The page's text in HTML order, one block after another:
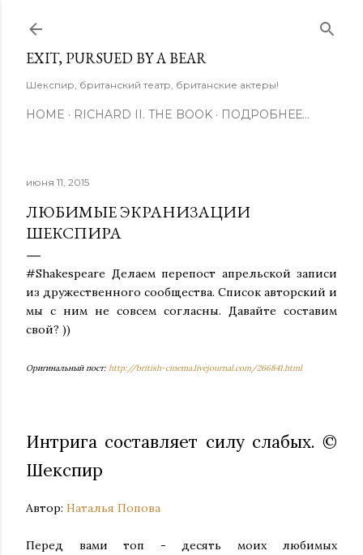
EXIT, PURSUED BY A BEAR
Шекспир, британский театр, британские актеры!
HOME RICHARD II. THE BOOK ПОДРОБНЕЕ…
июня 11, 2015
ЛЮБИМЫЕ ЭКРАНИЗАЦИИ
ШЕКСПИРА
#Shakespeare Делаем перепост апрельской записи
из дружественного сообщества. Список авторский и
мы с ним не совсем согласны. Давайте составим
свой? ))
Оригинальный пост: http://british-cinema.livejournal.com/266841.html
Интрига составляет силу слабых. ©
Шекспир
Автор: Наталья Попова
Перед вами топ - десять моих любимых